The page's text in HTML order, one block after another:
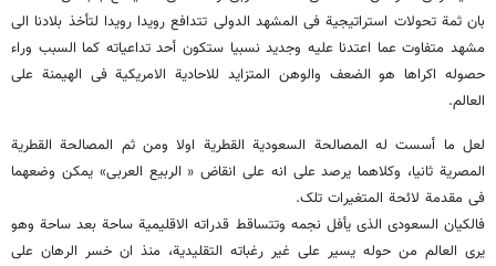
بان ثمة تحولات استراتیجیة فی المشهد الدولی تتدافع رویدا رویدا لتأخذ بلادنا الى
مشهد متفاوت عما اعتدنا علیه وجدید نسبیا ستکون أحد تداعیاته کما السبب وراء
حصوله اکراها هو الضعف والوهن المتزاید للاحادیة الامریکیة فی الهیمنة على
العالم.
لعل ما أسست له المصالحة السعودیة القطریة اولا ومن ثم المصالحة القطریة
المصریة ثانیا، وکلاهما یرصد على انه على انقاض « الربیع العربی» یمکن وضعهما
فی مقدمة لائحة المتغیرات تلک.
فالکیان السعودی الذی یأفل نجمه وتتساقط قدراته الاقلیمیة ساحة بعد ساحة وهو
یرى العالم من حوله یسیر على غیر رغباته التقلیدیة، منذ ان خسر الرهان على